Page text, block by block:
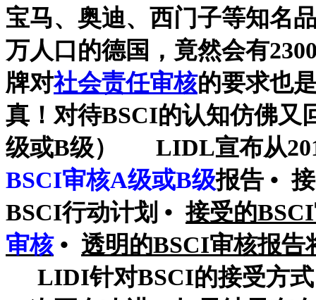
宝马、奥迪、西门子等知名
万人口的德国，竟然会有
牌对社会责任审核的要求也
真！对待BSCI的认知仿佛又
级或B级） LIDL宣布从
BSCI审核A级或B级报告 •
BSCI行动计划 •接受的
审核• 透明的BSCI审核报
LIDI针对BSCI的接受方式